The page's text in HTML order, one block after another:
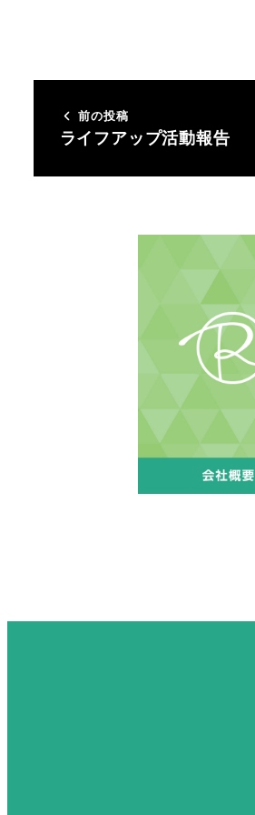
前の投稿
ライフアップ活動報告